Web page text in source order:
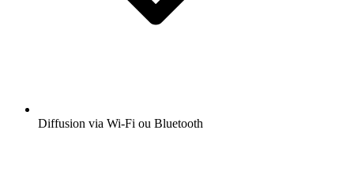
Diffusion via Wi-Fi ou Bluetooth